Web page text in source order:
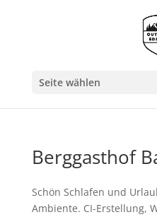
Seite wählen
Berggasthof
Schön Schlafen und
Ambiente. CI-Erstellung,